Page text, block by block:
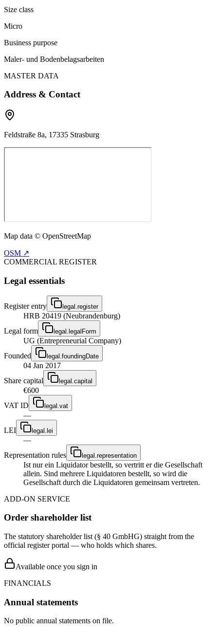
Size class
Micro
Business purpose
Maler- und Bodenbelagsarbeiten
MASTER DATA
Address & Contact
Feldstraße 8a, 17335 Strasburg
Map data © OpenStreetMap
OSM ↗
COMMERCIAL REGISTER
Legal essentials
Register entry legal.register
HRB 20419 (Neubrandenburg)
Legal form
legal.legalForm
UG (Entrepreneurial Company)
Founded
legal.foundingDate
04 Jan 2017
Share capital
legal.capital
€600
VAT ID
legal.vat
—
LEI
legal.lei
—
Representation rules
legal.representation
Ist nur ein Liquidator bestellt, so vertritt er die Gesellschaft
allein. Sind mehrere Liquidatoren bestellt, so wird die
Gesellschaft durch die Liquidatoren gemeinsam vertreten.
ADD-ON SERVICE
Order shareholder list
The statutory shareholder list (§ 40 GmbHG) straight from the
official register portal — who holds which shares.
Available once you sign in
FINANCIALS
Annual statements
No public annual statements on file.